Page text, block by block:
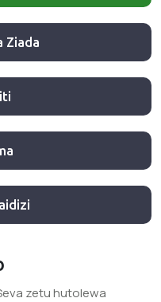
Ziada
zetu hutolewa